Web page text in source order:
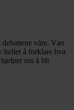
debattene våre. Vær
heller å forklare hva
oss å bli